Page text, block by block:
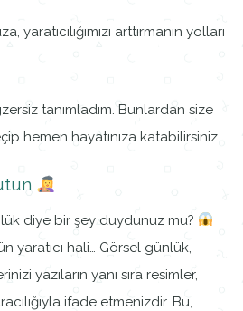
yaratıcılığımızı arttırmanın yolları
tanımladım. Bunlardan size
hemen hayatınıza katabilirsiniz.
diye bir şey duydunuz mu?
yaratıcı hali… Görsel günlük,
yazıların yanı sıra resimler,
ifade etmenizdir. Bu,